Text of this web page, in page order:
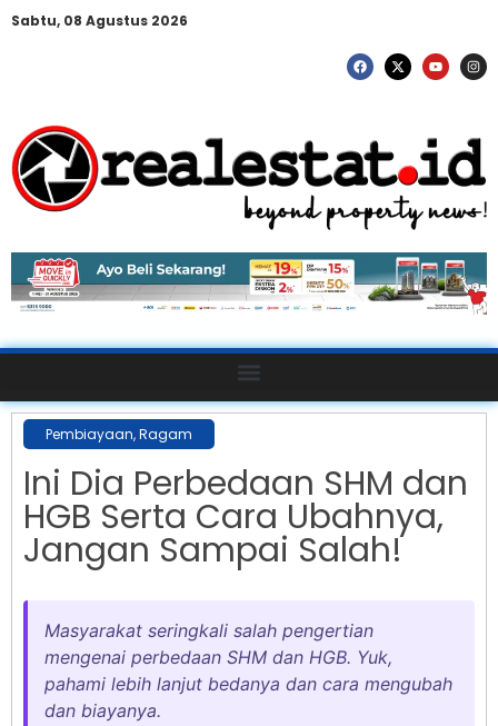
Sabtu, 08 Agustus 2026
Pembiayaan,Ragam
Ini Dia Perbedaan SHM dan
HGB Serta Cara Ubahnya,
Jangan Sampai Salah!
Masyarakat seringkali salah pengertian
mengenai perbedaan SHM dan HGB. Yuk,
pahami lebih lanjut bedanya dan cara mengubah
dan biayanya.